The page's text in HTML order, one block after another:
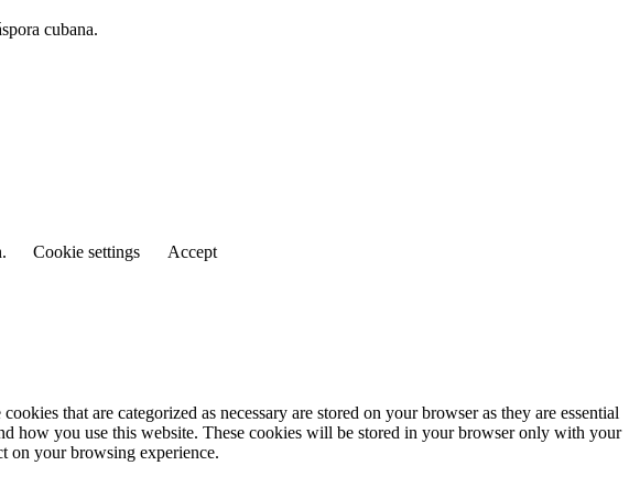
cubana.
Cookie settings Accept
that are categorized as necessary are stored on your browser as they are essential
how you use this website. These cookies will be stored in your browser only with your
on your browsing experience.